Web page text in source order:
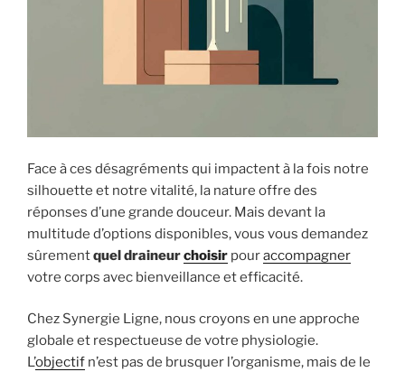
Face à ces désagréments qui impactent à la fois notre
silhouette et notre vitalité, la nature offre des
réponses d’une grande douceur. Mais devant la
multitude d’options disponibles, vous vous demandez
sûrementquel draineurchoisir pouraccompagner
votre corps avec bienveillance et efficacité.
Chez Synergie Ligne, nous croyons en une approche
globale et respectueuse de votre physiologie.
L’objectif n’est pas de brusquer l’organisme, mais de le